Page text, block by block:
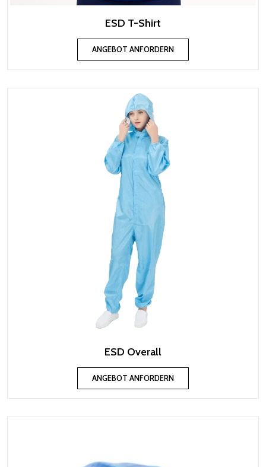
ESD T-Shirt
ANGEBOT ANFORDERN
ESD Overall
ANGEBOT ANFORDERN